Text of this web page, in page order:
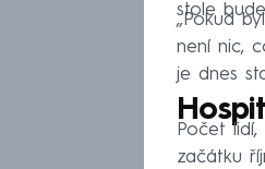
stole
„Pokud
není nic,
je dnes
Počet
začátku